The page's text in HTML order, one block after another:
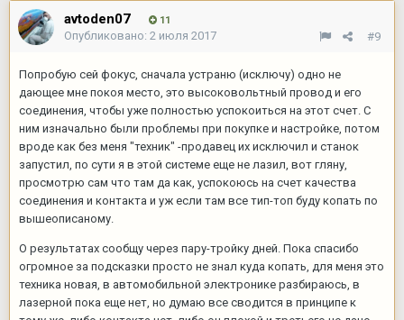
avtoden07 11
#9
Опубликовано: 2 июля 2017
Попробую сей фокус, сначала устраню (исключу) одно не
дающее мне покоя место, это высоковольтный провод и его
соединения, чтобы уже полностью успокоиться на этот счет. С
ним изначально были проблемы при покупке и настройке, потом
вроде как без меня "техник" -продавец их исключил и станок
запустил, по сути я в этой системе еще не лазил, вот гляну,
просмотрю сам что там да как, успокоюсь на счет качества
соединения и контакта и уж если там все тип-топ буду копать по
вышеописаному.
О результатах сообщу через пару-тройку дней. Пока спасибо
огромное за подсказки просто не знал куда копать, для меня это
техника новая, в автомобильной электронике разбираюсь, в
лазерной пока еще нет, но думаю все сводится в принципе к